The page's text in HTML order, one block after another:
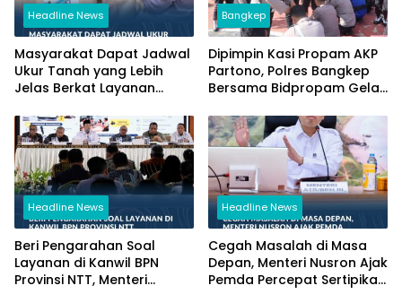
Headline News
Masyarakat Dapat Jadwal
Ukur Tanah yang Lebih
Jelas Berkat Layanan
Bangkep
Dipimpin Kasi Propam AKP
Partono, Polres Bangkep
Bersama Bidpropam Gelar
Headline News
Beri Pengarahan Soal
Layanan di Kanwil BPN
Provinsi NTT, Menteri
Headline News
Cegah Masalah di Masa
Depan, Menteri Nusron Ajak
Pemda Percepat Sertipikasi